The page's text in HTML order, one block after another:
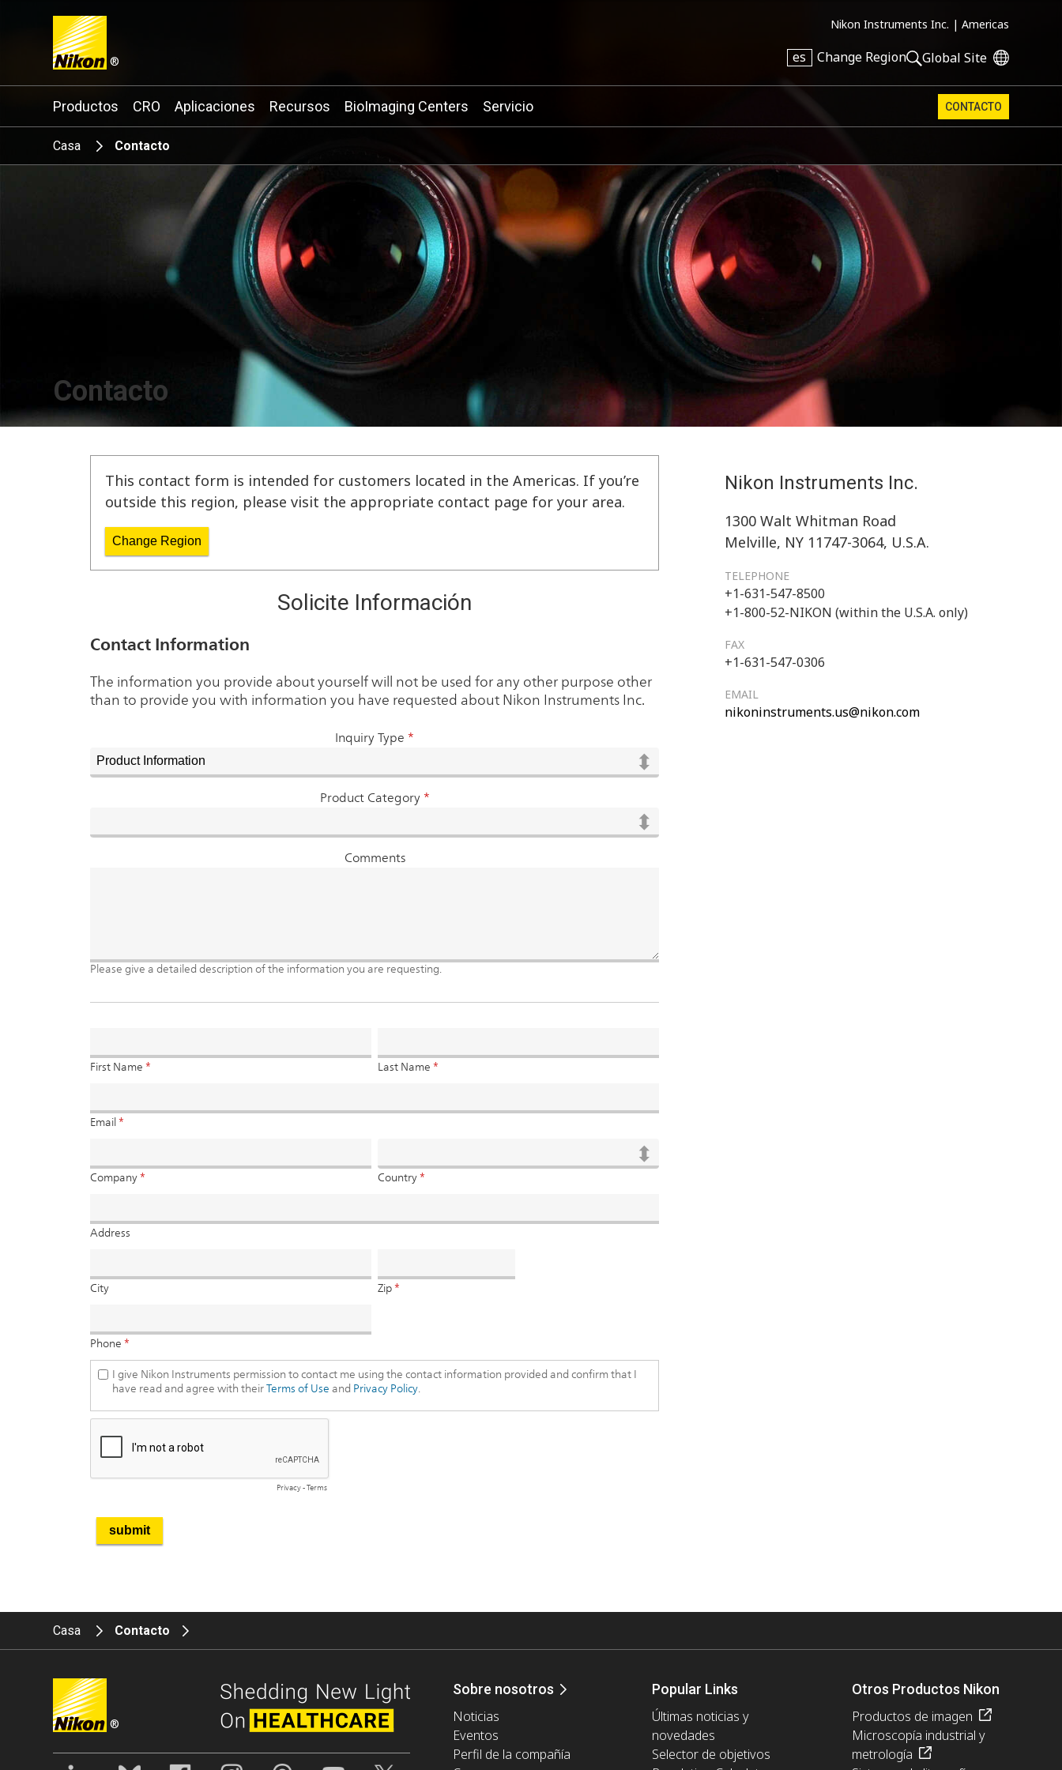
®
Nikon Instruments Inc. | Americas
es Change Region Global Site
Search keyword(s)
Productos CRO Aplicaciones Recursos BioImaging Centers Servicio CONTACTO
Casa Contacto
Contacto
This contact form is intended for customers located in the Americas. If you’re
outside this region, please visit the appropriate contact page for your area.
Change Region
Solicite Información
Nikon Instruments Inc.
1300 Walt Whitman Road
Melville, NY 11747-3064, U.S.A.
TELEPHONE
+1-631-547-8500
+1-800-52-NIKON (within the U.S.A. only)
FAX
+1-631-547-0306
EMAIL
nikoninstruments.us@nikon.com
Casa Contacto
®
Sobre nosotros
Noticias
Eventos
Perfil de la compañía
Popular Links
Últimas noticias y
novedades
Selector de objetivos
Otros Productos Nikon
Productos de imagen
Microscopía industrial y
metrología